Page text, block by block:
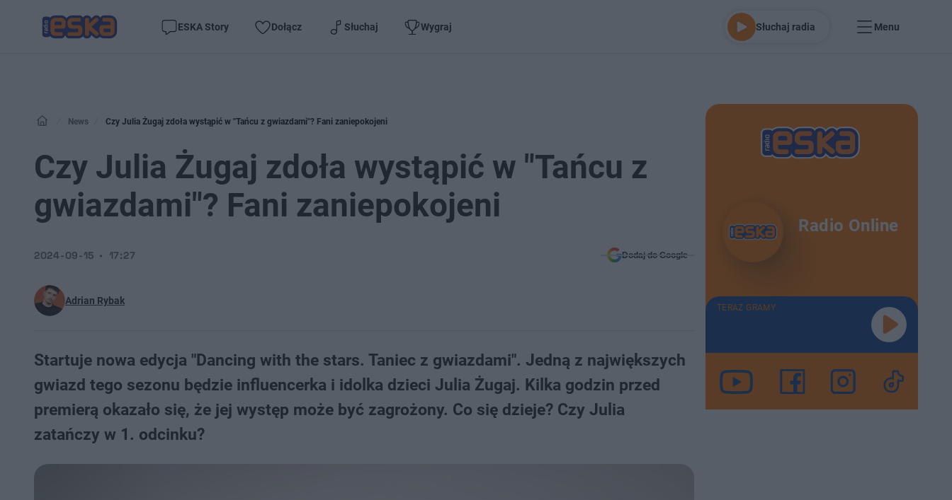
ESKA Story Dołącz Słuchaj Wygraj Słuchaj radia Menu
News Czy Julia Żugaj zdoła wystąpić w "Tańcu z gwiazdami"? Fani zaniepokojeni
Czy Julia Żugaj zdoła wystąpić w "Tańcu z
gwiazdami"? Fani zaniepokojeni
Adrian Rybak
2024-09-15 17:27 Dodaj do Google
Startuje nowa edycja "Dancing with the stars. Taniec z gwiazdami". Jedną z największych
gwiazd tego sezonu będzie influencerka i idolka dzieci Julia Żugaj. Kilka godzin przed
premierą okazało się, że jej występ może być zagrożony. Co się dzieje? Czy Julia
zatańczy w 1. odcinku?
Radio Online
TERAZ GRAMY